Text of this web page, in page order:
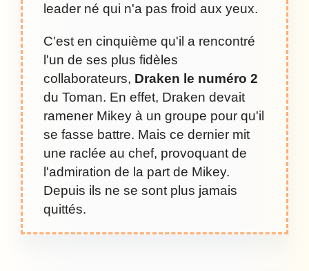
leader né qui n'a pas froid aux yeux.
C'est en cinquième qu'il a rencontré
l'un de ses plus fidèles
collaborateurs, Draken le numéro 2
du Toman. En effet, Draken devait
ramener Mikey à un groupe pour qu'il
se fasse battre. Mais ce dernier mit
une raclée au chef, provoquant de
l'admiration de la part de Mikey.
Depuis ils ne se sont plus jamais
quittés.